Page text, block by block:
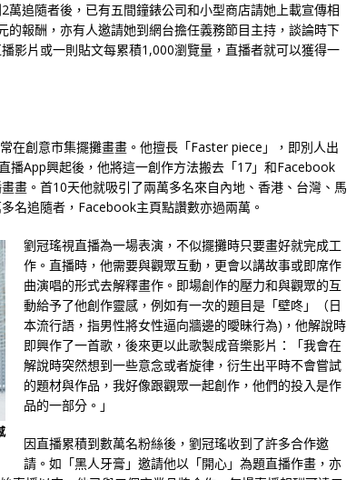
追隨者後，已有五間鐘錶公司和小型商店請她上載宣傳相
報酬，亦有人邀請她到網台擔任義務節目主持，談論時下
影片或一則貼文每累積1,000瀏覽量，直播者就可以獲得一
在創意市集擺攤畫畫。他擅長「Faster piece」，即別人出
播App興起後，他將這一創作方法搬去「17」和Facebook
畫。首10天他就吸引了兩萬多名來自內地、香港、台灣、馬
名追隨者，Facebook主頁點讚數亦過兩萬。
劉冠瑤視直播為一場表演，不似擺攤時只要畫好就完成工
作。直播時，他需要與觀眾互動，更會以講故事或即席作
曲演唱的形式去解釋畫作。即場創作的壓力和與觀眾的互
動給予了他創作靈感，例如有一次的題目是「壁咚」（日
本流行語，指男性將女性逼向牆邊的曖昧行為)，他解說時
即興作了一首歌，後來更以此歌製成音樂影片：「我會在
解說時突然想到一些意念或者旋律，衍生出平時不會嘗試
的題材與作品，我好像跟觀眾一起創作，他們的投入是作
品的一部分。」
因直播累積到數萬名粉絲後，劉冠瑤收到了許多合作邀
請。如「黑人牙膏」邀請他以「開心」為題直播作畫，亦